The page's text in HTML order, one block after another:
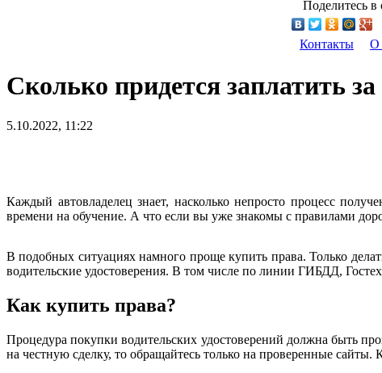
Поделитесь в
Контакты О
Сколько придется заплатить
5.10.2022, 11:22
Каждый автовладелец знает, насколько непросто процесс
времени на обучение. А что если вы уже знакомы с правилами
В подобных ситуациях намного проще купить права. Только
водительские удостоверения. В том числе по линии ГИБДД,
Как купить права?
Процедура покупки водительских удостоверений должна быть
на честную сделку, то обращайтесь только на проверенные